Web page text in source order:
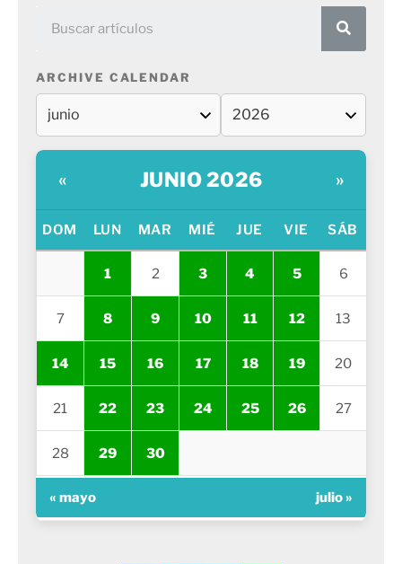
ARCHIVE CALENDAR
« JUNIO 2026 »
DOM LUN MAR MIÉ JUE VIE SÁB
1 2 3 4 5 6
7 8 9 10 11 12 13
14 15 16 17 18 19 20
21 22 23 24 25 26 27
28 29 30
« mayo julio »